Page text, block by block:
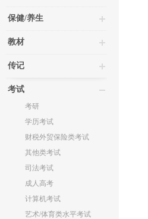
保健/养生
教材
传记
考试
考研
学历考试
财税外贸保险类考试
其他类考试
司法考试
成人高考
计算机考试
艺术/体育类水平考试